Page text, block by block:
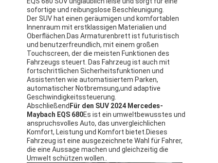
sofortige und reibungslose Beschleunigung.
Der SUV hat einen geräumigen und komfortablen
Innenraum mit erstklassigen Materialien und
Oberflächen.Das Armaturenbrett ist futuristisch
und benutzerfreundlich, mit einem großen
Touchscreen, der die meisten Funktionen des
Fahrzeugs steuert. Das Fahrzeug ist auch mit
fortschrittlichen Sicherheitsfunktionen und
Assistenten wie automatisiertem Parken,
automatischer Notbremsung,und adaptive
Geschwindigkeitssteuerung.
Abschließend Für den SUV 2024 Mercedes-
Maybach EQS 680Es ist ein umweltbewusstes und
anspruchsvolles Auto, das unvergleichlichen
Komfort, Leistung und Komfort bietet.Dieses
Fahrzeug ist eine ausgezeichnete Wahl für Fahrer,
die eine Aussage machen und gleichzeitig die
Umwelt schützen wollen..